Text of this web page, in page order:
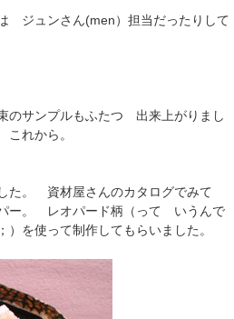
ジュンさん(men）担当だったりして
サンプルもふたつ 出来上がりまし
れから。
た。 資材屋さんのカタログでみて
ー。 レオパード柄（って いうんで
を使って制作してもらいました。